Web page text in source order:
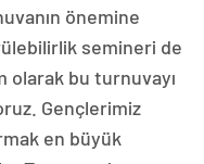
önemine
semineri de
olarak bu turnuvayı
Gençlerimiz
en büyük